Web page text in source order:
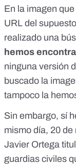
En la imagen
URL del
realizado una
hemos
ninguna versión
buscado la
tampoco la
Sin embargo, sí
mismo día, 20 de
Javier Ortega
guardias civiles